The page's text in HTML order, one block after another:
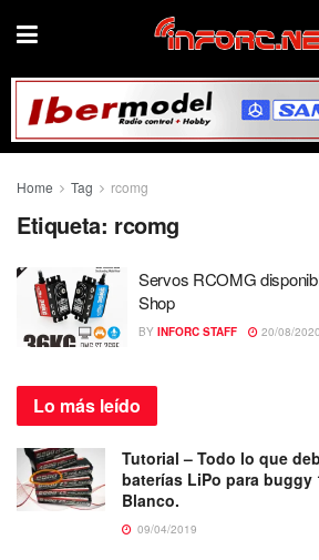
Home Tag rcomg
Etiqueta: rcomg
Servos RCOMG
Shop
BY INFORC STAFF 20/08/2020
Lo más leído
Tutorial – Todo lo que
baterías LiPo para buggy
Blanco.
09/04/2019